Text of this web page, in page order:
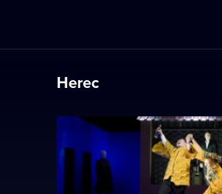
Herec